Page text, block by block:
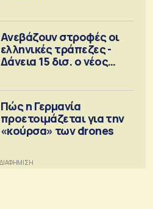
Ανεβάζουν στροφές οι
ελληνικές τράπεζες -
Δάνεια 15 δισ. ο νέος
Πώς η Γερμανία
προετοιμάζεται για την
«κούρσα» των drones